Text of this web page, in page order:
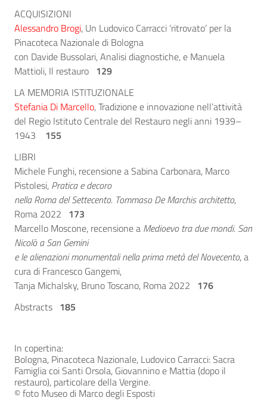
ACQUISIZIONI
Alessandro Brogi, Un Ludovico Carracci ‘ritrovato’ per la
Pinacoteca Nazionale di Bologna
con Davide Bussolari, Analisi diagnostiche, e Manuela
Mattioli, Il restauro 129
LA MEMORIA ISTITUZIONALE
Stefania Di Marcello, Tradizione e innovazione nell’attività
del Regio Istituto Centrale del Restauro negli anni 1939–
1943
155
LIBRI
Michele Funghi, recensione a Sabina Carbonara, Marco
Pistolesi, Pratica e decoro
nella Roma del Settecento. Tommaso De Marchis architetto,
Roma 2022 173
Marcello Moscone, recensione a Medioevo tra due mondi. San
Nicolò a San Gemini
e le alienazioni monumentali nella prima metà del Novecento, a
cura di Francesco Gangemi,
Tanja Michalsky, Bruno Toscano, Roma 2022 176
Abstracts 185
In copertina:
Bologna, Pinacoteca Nazionale, Ludovico Carracci: Sacra
Famiglia coi Santi Orsola, Giovannino e Mattia (dopo il
restauro), particolare della Vergine.
© foto Museo di Marco degli Esposti